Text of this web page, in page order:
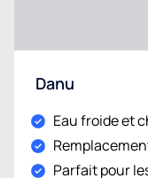
Danu
Eau froide et
Parfait pour